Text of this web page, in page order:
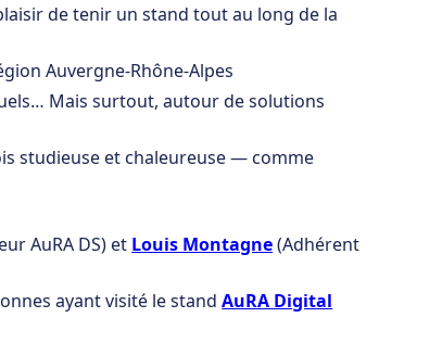
de tenir un stand tout au long de la
Auvergne-Rhône-Alpes
Mais surtout, autour de solutions
studieuse et chaleureuse — comme
AuRA DS) et Louis Montagne(Adhérent
ayant visité le standAuRA Digital